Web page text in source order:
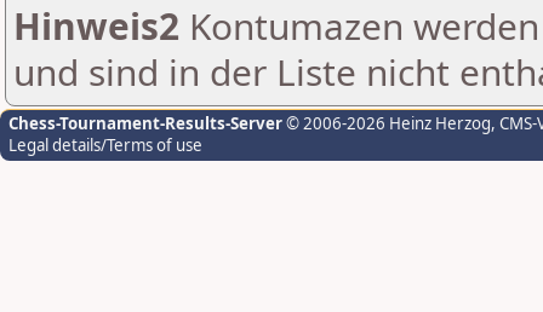
Hinweis2 Kontumazen
und sind in der Liste nicht
Chess-Tournament-Results-Server© 2006-2026 Heinz Herzog,
Legal details/Terms of use